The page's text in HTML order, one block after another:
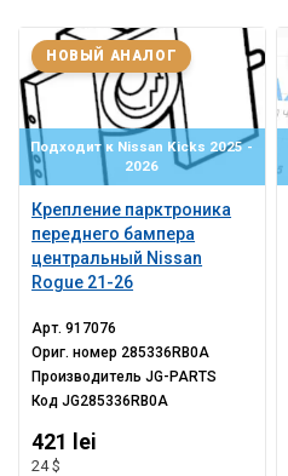
Подходит к Nissan Kicks 2025 -
2026
Крепление парктроника
переднего бампера
центральный Nissan
Rogue 21-26
НОВЫЙ АНАЛОГ
Арт.917076
Ориг. номер 285336RB0A
ПроизводительJG-PARTS
КодJG285336RB0A
421 lei
24 $